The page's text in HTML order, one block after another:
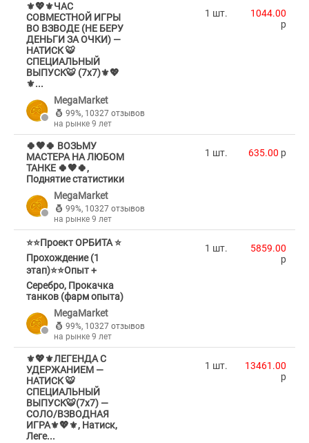
⚜️💖⚜️ЧАС
СОВМЕСТНОЙ ИГРЫ
ВО ВЗВОДЕ (НЕ БЕРУ
ДЕНЬГИ ЗА ОЧКИ) —
НАТИСК 🐯
СПЕЦИАЛЬНЫЙ
ВЫПУСК🐯 (7х7)⚜️💖
⚜️...
MegaMarket
99%, 10327 отзывов
на рынке 9 лет
1 шт.
1044.00
p
🍀🖤🍀 ВОЗЬМУ
МАСТЕРА НА ЛЮБОМ
ТАНКЕ 🍀🖤🍀,
Поднятие статистики
MegaMarket
99%, 10327 отзывов
на рынке 9 лет
1 шт. 635.00 p
⭐⭐Проект ОРБИТА ⭐
Прохождение (1
этап)⭐⭐Опыт +
Серебро, Прокачка
танков (фарм опыта)
MegaMarket
99%, 10327 отзывов
на рынке 9 лет
1 шт.
5859.00
p
⚜️💖⚜️ЛЕГЕНДА C
УДЕРЖАНИЕМ —
НАТИСК 🐯
СПЕЦИАЛЬНЫЙ
ВЫПУСК🐯(7х7) —
СОЛО/ВЗВОДНАЯ
ИГРА⚜️💖⚜️, Натиск,
Леге...
1 шт.
13461.00
p